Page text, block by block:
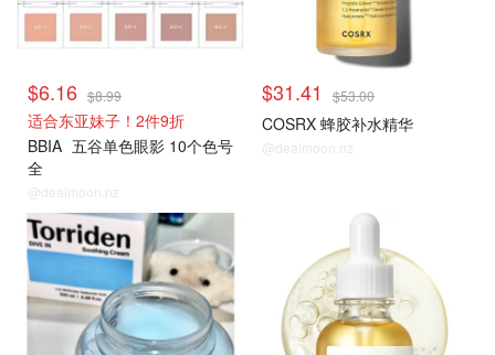
$6.16 $8.99
适合东亚妹子！2件9折
BBIA 五谷单色眼影 10个色号
全
@dealmoon.nz
$31.41 $53.00
COSRX 蜂胶补水精华
@dealmoon.nz